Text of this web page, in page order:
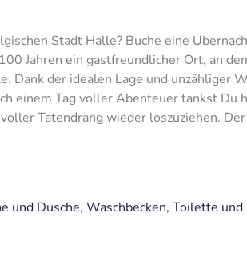
Stadt Halle? Buche eine
Jahren ein gastfreundlicher Ort, an
Dank der idealen Lage und unzähliger
einem Tag voller Abenteuer tankst Du
Tatendrang wieder loszuziehen.
und Dusche, Waschbecken, Toilette und